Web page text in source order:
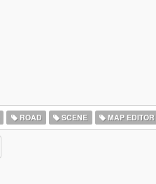
ROAD SCENE MAP EDITOR